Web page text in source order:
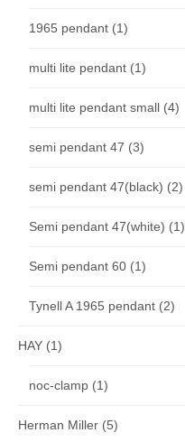
1965 pendant (1)
multi lite pendant (1)
multi lite pendant small (4)
semi pendant 47 (3)
semi pendant 47(black) (2)
Semi pendant 47(white) (1)
Semi pendant 60 (1)
Tynell A 1965 pendant (2)
HAY (1)
noc-clamp (1)
Herman Miller (5)